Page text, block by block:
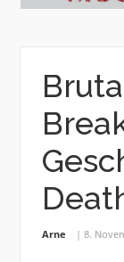
Arne 8.